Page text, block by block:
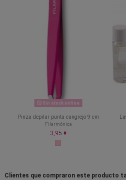
Sin stock online
Pinza depilar punta cangrejo 9 cm
Filarmónica
3,95 €
Clientes que compraron este producto